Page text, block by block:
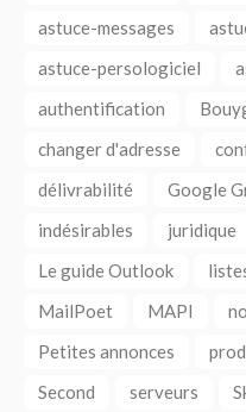
astuce-messages
astuce-persologiciel
authentification
changer d'adresse
délivrabilité
Google
indésirables
juridique
Le guide Outlook
MailPoet
MAPI
Petites annonces
Second
serveurs